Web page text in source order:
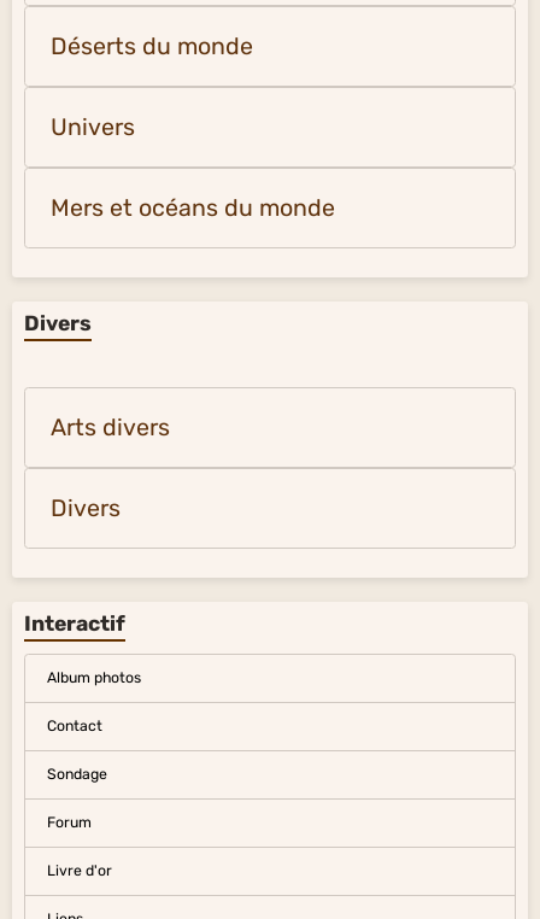
Déserts du monde
Univers
Mers et océans du monde
Divers
Arts divers
Divers
Interactif
Album photos
Contact
Sondage
Forum
Livre d'or